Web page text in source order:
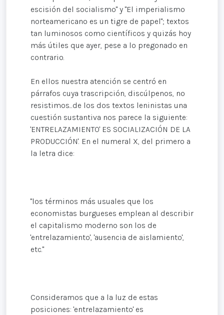
escisión del socialismo" y "El imperialismo
norteamericano es un tigre de papel"; textos
tan luminosos como científicos y quizás hoy
más útiles que ayer, pese a lo pregonado en
contrario.
En ellos nuestra atención se centró en
párrafos cuya trascripción, discúlpenos, no
resistimos...de los dos textos leninistas una
cuestión sustantiva nos parece la siguiente:
'ENTRELAZAMIENTO' ES SOCIALIZACIÓN DE LA
PRODUCCIÓN'. En el numeral X, del primero a
la letra dice:
"los términos más usuales que los
economistas burgueses emplean al describir
el capitalismo moderno son los de
'entrelazamiento', 'ausencia de aislamiento',
etc."
Consideramos que a la luz de estas
posiciones: 'entrelazamiento' es